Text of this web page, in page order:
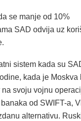
se manje od 10%
SAD odvija uz
sistem kada su
kada je Moskva
svoju vojnu
od SWIFT-a,
alternativu.